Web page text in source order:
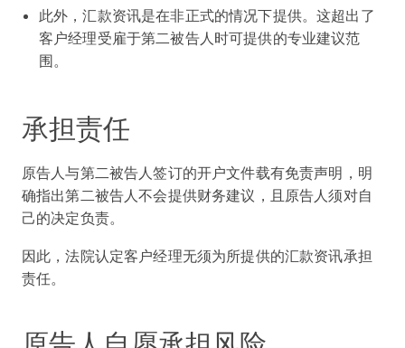
此外，汇款资讯是在非正式的情况下提供。这超出了
客户经理受雇于第二被告人时可提供的专业建议范
围。
承担责任
原告人与第二被告人签订的开户文件载有免责声明，明
确指出第二被告人不会提供财务建议，且原告人须对自
己的决定负责。
因此，法院认定客户经理无须为所提供的汇款资讯承担
责任。